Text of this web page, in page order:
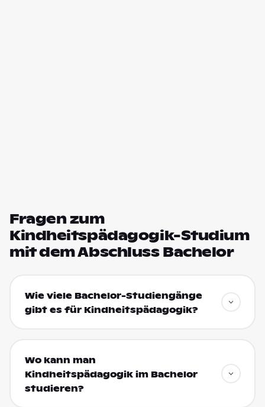
Fragen zum
Kindheitspädagogik-Studium
mit dem Abschluss Bachelor
Wie viele Bachelor-Studiengänge
gibt es für Kindheitspädagogik?
Wo kann man
Kindheitspädagogik im Bachelor
studieren?